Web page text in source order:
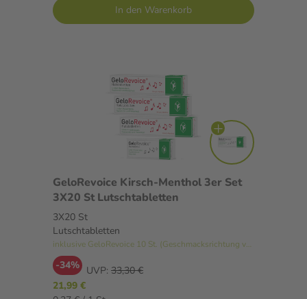
In den Warenkorb
GeloRevoice Kirsch-Menthol 3er Set
3X20 St Lutschtabletten
3X20 St
Lutschtabletten
inklusive GeloRevoice 10 St. (Geschmacksrichtung variiert)
-34% UVP: 33,30 €
21,99 €